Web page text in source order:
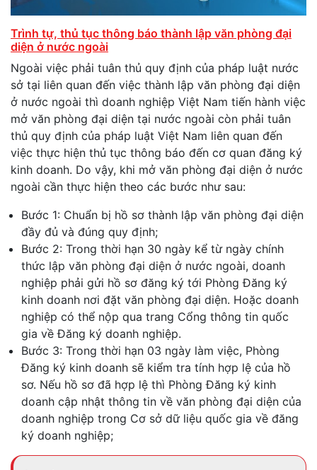
Trình tự, thủ tục thông báo thành lập văn phòng đại
diện ở nước ngoài
Ngoài việc phải tuân thủ quy định của pháp luật nước
sở tại liên quan đến việc thành lập văn phòng đại diện
ở nước ngoài thì doanh nghiệp Việt Nam tiến hành việc
mở văn phòng đại diện tại nước ngoài còn phải tuân
thủ quy định của pháp luật Việt Nam liên quan đến
việc thực hiện thủ tục thông báo đến cơ quan đăng ký
kinh doanh. Do vậy, khi mở văn phòng đại diện ở nước
ngoài cần thực hiện theo các bước như sau:
Bước 1: Chuẩn bị hồ sơ thành lập văn phòng đại diện
đầy đủ và đúng quy định;
Bước 2: Trong thời hạn 30 ngày kể từ ngày chính
thức lập văn phòng đại diện ở nước ngoài, doanh
nghiệp phải gửi hồ sơ đăng ký tới Phòng Đăng ký
kinh doanh nơi đặt văn phòng đại diện. Hoặc doanh
nghiệp có thể nộp qua trang Cổng thông tin quốc
gia về Đăng ký doanh nghiệp.
Bước 3: Trong thời hạn 03 ngày làm việc, Phòng
Đăng ký kinh doanh sẽ kiểm tra tính hợp lệ của hồ
sơ. Nếu hồ sơ đã hợp lệ thì Phòng Đăng ký kinh
doanh cập nhật thông tin về văn phòng đại diện của
doanh nghiệp trong Cơ sở dữ liệu quốc gia về đăng
ký doanh nghiệp;